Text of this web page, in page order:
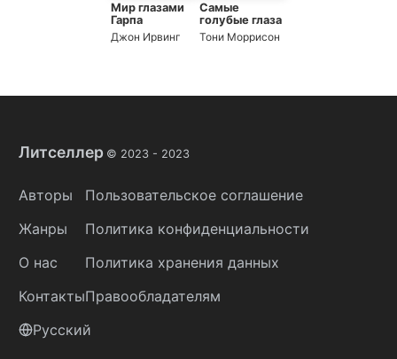
Мир глазами
Гарпа
Джон Ирвинг
Самые
голубые глаза
Тони Моррисон
Литселлер © 2023 - 2023
Авторы
Жанры
О нас
Контакты
Пользовательское соглашение
Политика конфиденциальности
Политика хранения данных
Правообладателям
Русский